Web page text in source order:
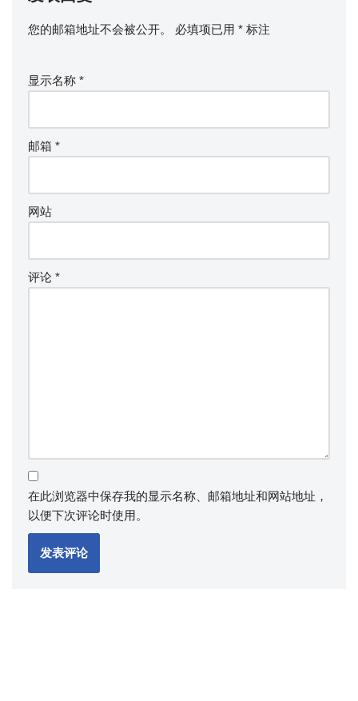
您的邮箱地址不会被公开。 必填项已用 * 标注
显示名称 *
邮箱 *
网站
评论 *
在此浏览器中保存我的显示名称、邮箱地址和网站地址，
以便下次评论时使用。